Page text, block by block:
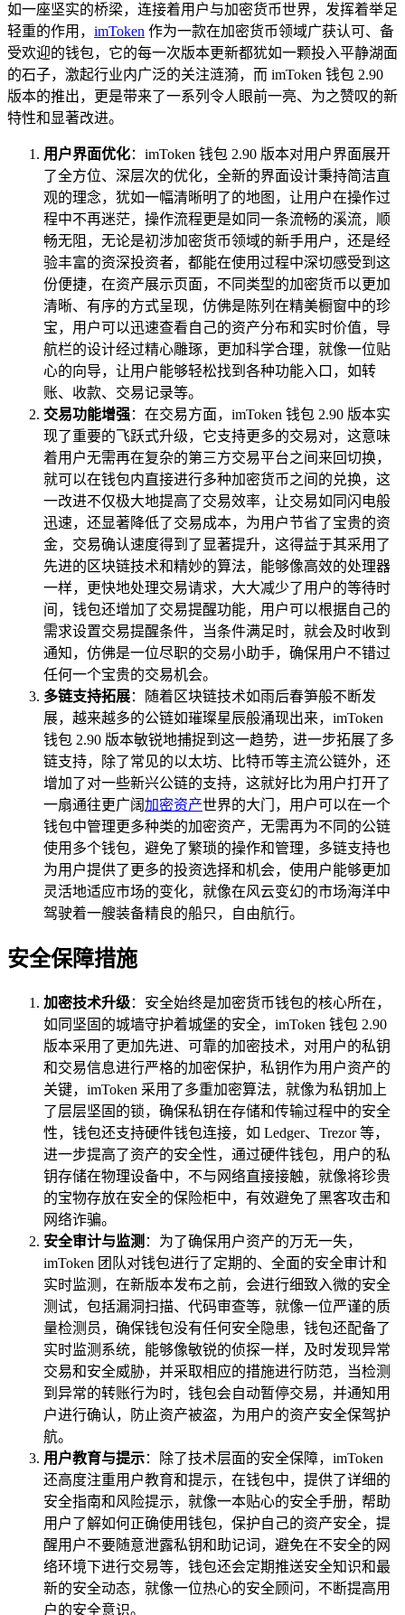
如一座坚实的桥梁，连接着用户与加密货币世界，发挥着举足
轻重的作用， imToken 作为一款在加密货币领域广获认可、备
受欢迎的钱包，它的每一次版本更新都犹如一颗投入平静湖面
的石子，激起行业内广泛的关注涟漪，而 imToken 钱包 2.90
版本的推出，更是带来了一系列令人眼前一亮、为之赞叹的新
特性和显著改进。
用户界面优化：imToken 钱包 2.90 版本对用户界面展开
了全方位、深层次的优化，全新的界面设计秉持简洁直
观的理念，犹如一幅清晰明了的地图，让用户在操作过
程中不再迷茫，操作流程更是如同一条流畅的溪流，顺
畅无阻，无论是初涉加密货币领域的新手用户，还是经
验丰富的资深投资者，都能在使用过程中深切感受到这
份便捷，在资产展示页面，不同类型的加密货币以更加
清晰、有序的方式呈现，仿佛是陈列在精美橱窗中的珍
宝，用户可以迅速查看自己的资产分布和实时价值，导
航栏的设计经过精心雕琢，更加科学合理，就像一位贴
心的向导，让用户能够轻松找到各种功能入口，如转
账、收款、交易记录等。
交易功能增强：在交易方面，imToken 钱包 2.90 版本实
现了重要的飞跃式升级，它支持更多的交易对，这意味
着用户无需再在复杂的第三方交易平台之间来回切换，
就可以在钱包内直接进行多种加密货币之间的兑换，这
一改进不仅极大地提高了交易效率，让交易如同闪电般
迅速，还显著降低了交易成本，为用户节省了宝贵的资
金，交易确认速度得到了显著提升，这得益于其采用了
先进的区块链技术和精妙的算法，能够像高效的处理器
一样，更快地处理交易请求，大大减少了用户的等待时
间，钱包还增加了交易提醒功能，用户可以根据自己的
需求设置交易提醒条件，当条件满足时，就会及时收到
通知，仿佛是一位尽职的交易小助手，确保用户不错过
任何一个宝贵的交易机会。
多链支持拓展：随着区块链技术如雨后春笋般不断发
展，越来越多的公链如璀璨星辰般涌现出来，imToken
钱包 2.90 版本敏锐地捕捉到这一趋势，进一步拓展了多
链支持，除了常见的以太坊、比特币等主流公链外，还
增加了对一些新兴公链的支持，这就好比为用户打开了
一扇通往更广阔加密资产世界的大门，用户可以在一个
钱包中管理更多种类的加密资产，无需再为不同的公链
使用多个钱包，避免了繁琐的操作和管理，多链支持也
为用户提供了更多的投资选择和机会，使用户能够更加
灵活地适应市场的变化，就像在风云变幻的市场海洋中
驾驶着一艘装备精良的船只，自由航行。
安全保障措施
加密技术升级：安全始终是加密货币钱包的核心所在，
如同坚固的城墙守护着城堡的安全，imToken 钱包 2.90
版本采用了更加先进、可靠的加密技术，对用户的私钥
和交易信息进行严格的加密保护，私钥作为用户资产的
关键，imToken 采用了多重加密算法，就像为私钥加上
了层层坚固的锁，确保私钥在存储和传输过程中的安全
性，钱包还支持硬件钱包连接，如 Ledger、Trezor 等，
进一步提高了资产的安全性，通过硬件钱包，用户的私
钥存储在物理设备中，不与网络直接接触，就像将珍贵
的宝物存放在安全的保险柜中，有效避免了黑客攻击和
网络诈骗。
安全审计与监测 ：为了确保用户资产的万无一失，
imToken 团队对钱包进行了定期的、全面的安全审计和
实时监测，在新版本发布之前，会进行细致入微的安全
测试，包括漏洞扫描、代码审查等，就像一位严谨的质
量检测员，确保钱包没有任何安全隐患，钱包还配备了
实时监测系统，能够像敏锐的侦探一样，及时发现异常
交易和安全威胁，并采取相应的措施进行防范，当检测
到异常的转账行为时，钱包会自动暂停交易，并通知用
户进行确认，防止资产被盗，为用户的资产安全保驾护
航。
用户教育与提示：除了技术层面的安全保障，imToken
还高度注重用户教育和提示，在钱包中，提供了详细的
安全指南和风险提示，就像一本贴心的安全手册，帮助
用户了解如何正确使用钱包，保护自己的资产安全，提
醒用户不要随意泄露私钥和助记词，避免在不安全的网
络环境下进行交易等，钱包还会定期推送安全知识和最
新的安全动态，就像一位热心的安全顾问，不断提高用
户的安全意识。